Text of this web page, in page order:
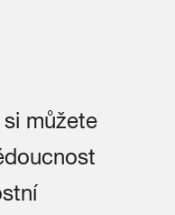
můžete